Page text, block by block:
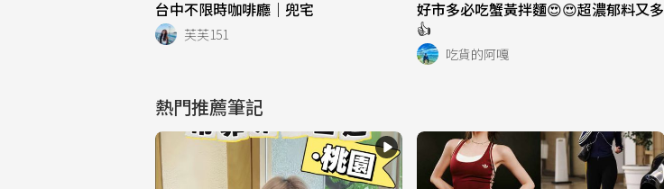
台中不限時咖啡廳｜兜宅
芙芙151
好市多必吃蟹黃拌麵😍😍超濃郁料又多
👍
吃貨的阿嘎
熱門推薦筆記